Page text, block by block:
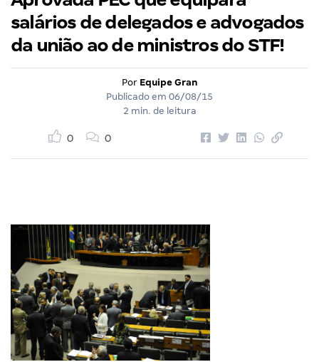
salários de delegados e advogados
da união ao de ministros do STF!
Por Equipe Gran
Publicado em 06/08/15
2 min. de leitura
0 0